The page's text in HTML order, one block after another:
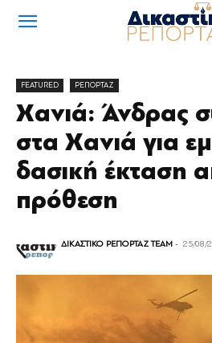
FEATURED ΡΕΠΟΡΤΑΖ
Χανιά: Άνδρας
στα Χανιά για
δασική έκταση
πρόθεση
ΔΙΚΑΣΤΙΚΟ ΡΕΠΟΡΤΑΖ TEAM - 25/08/